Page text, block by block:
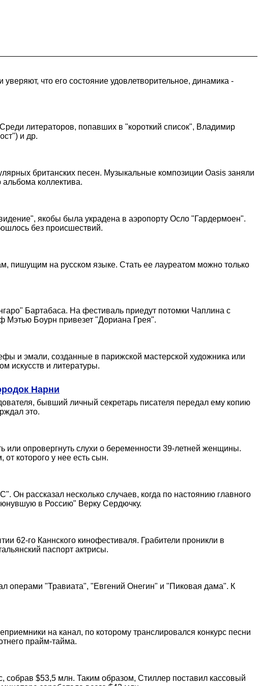
что его состояние удовлетворительное, динамика -
литераторов, попавших в "короткий список", Владимир
и др.
британских песен. Музыкальные композиции Oasis заняли
коллектива.
якобы была украдена в аэропорту Осло "Гардермоен".
без происшествий.
пишущим на русском языке. Стать ее лауреатом можно только
Бартабаса. На фестиваль приедут потомки Чаплина с
Мэтью Боурн привезет "Дориана Грея".
и эмали, созданные в парижской мастерской художника или
искусств и литературы.
Нарни
бывший личный секретарь писателя передал ему копию
это.
или опровергнуть слухи о беременности 39-летней женщины.
которого у нее есть сын.
рассказал несколько случаев, когда по настоянию главного
в Россию" Верку Сердючку.
62-го Каннского кинофестиваля. Грабители проникли в
паспорт актрисы.
операми "Травиата", "Евгений Онегин" и "Пиковая дама". К
на канал, по которому транслировался конкурс песни
прайм-тайма.
$53,5 млн. Таким образом, Стиллер поставил кассовый